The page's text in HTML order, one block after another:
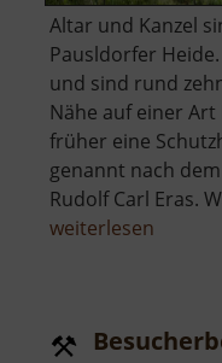
Altar und Kanzel
Pausldorfer
und sind rund
Nähe auf einer
früher eine
genannt nach
Rudolf Carl Eras.
weiterlesen